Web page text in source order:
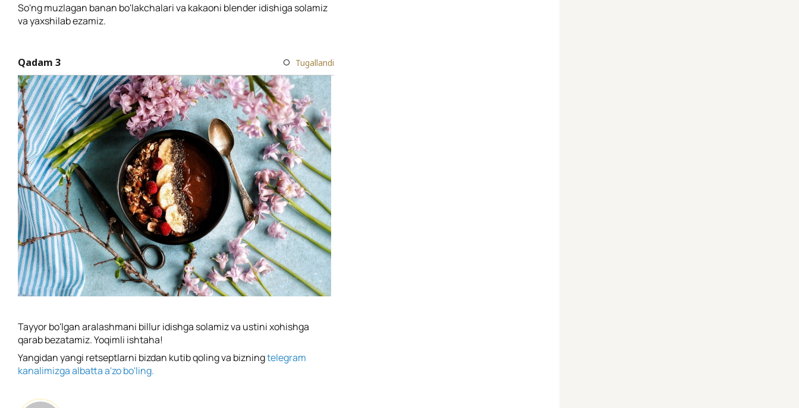
So'ng muzlagan banan bo'lakchalari va kakaoni blender idishiga solamiz
va yaxshilab ezamiz.
Qadam 3 Tugallandi
Tayyor bo'lgan aralashmani billur idishga solamiz va ustini xohishga
qarab bezatamiz. Yoqimli ishtaha!
Yangidan yangi retseptlarni bizdan kutib qoling va bizningtelegram
kanalimizga albatta a'zo bo'ling.